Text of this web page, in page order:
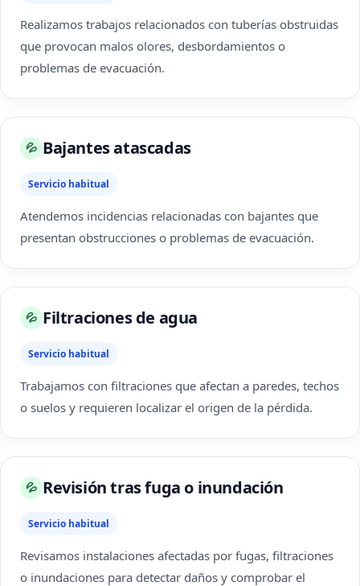
Realizamos trabajos relacionados con tuberías obstruidas
que provocan malos olores, desbordamientos o
problemas de evacuación.
💦 Bajantes atascadas
Servicio habitual
Atendemos incidencias relacionadas con bajantes que
presentan obstrucciones o problemas de evacuación.
💦 Filtraciones de agua
Servicio habitual
Trabajamos con filtraciones que afectan a paredes, techos
o suelos y requieren localizar el origen de la pérdida.
💦 Revisión tras fuga o inundación
Servicio habitual
Revisamos instalaciones afectadas por fugas, filtraciones
o inundaciones para detectar daños y comprobar el